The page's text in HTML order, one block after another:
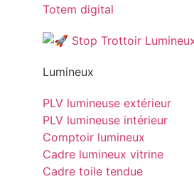
Totem digital
Lumineux
PLV lumineuse extérieur
PLV lumineuse intérieur
Comptoir lumineux
Cadre lumineux vitrine
Cadre toile tendue